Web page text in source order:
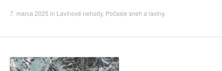
7. marca 2025 in Lavínové nehody, Počasie sneh a lavíny.